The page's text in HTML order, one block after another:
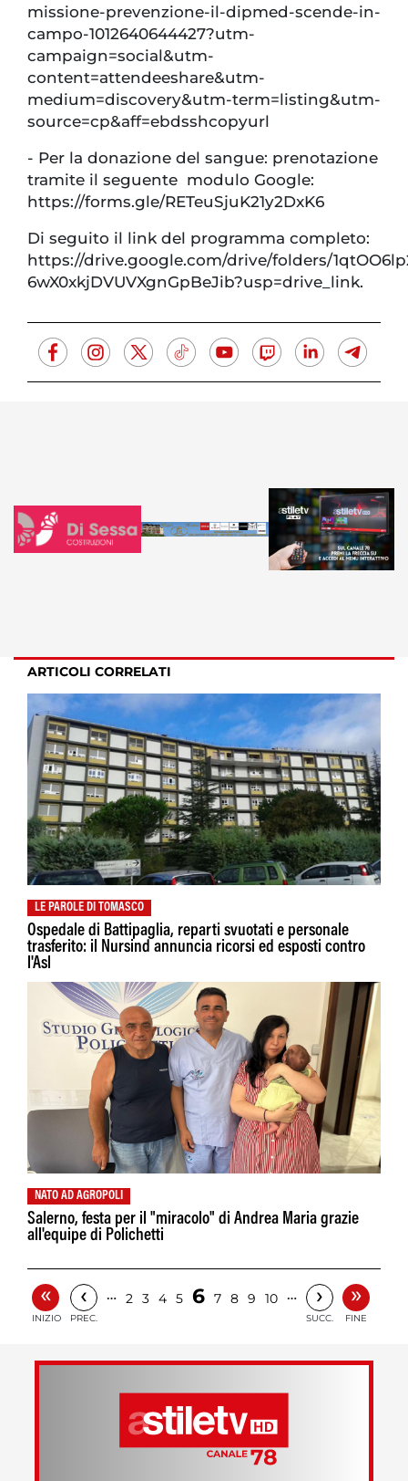
missione-prevenzione-il-dipmed-scende-in-
campo-1012640644427?utm-
campaign=social&utm-
content=attendeeshare&utm-
medium=discovery&utm-term=listing&utm-
source=cp&aff=ebdsshcopyurl
- Per la donazione del sangue: prenotazione
tramite il seguente modulo Google:
https://forms.gle/RETeuSjuK21y2DxK6
Di seguito il link del programma completo:
https://drive.google.com/drive/folders/
6wX0xkjDVUVXgnGpBeJib?usp=drive_link.
ARTICOLI CORRELATI
LE PAROLE DI TOMASCO
Ospedale di Battipaglia, reparti svuotati e personale
trasferito: il Nursind annuncia ricorsi ed esposti contro
l'Asl
NATO AD AGROPOLI
Salerno, festa per il "miracolo" di Andrea Maria grazie
all'equipe di Polichetti
«
INIZIO
‹
PREC.
… 2 3 4 5 6 7 8 9 10 … ›
SUCC.
»
FINE